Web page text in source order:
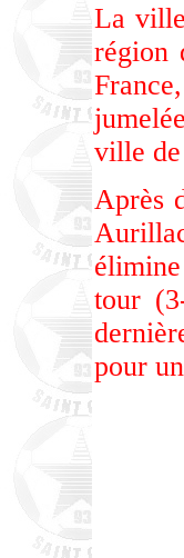
La
région
ville
Après
tour
pour